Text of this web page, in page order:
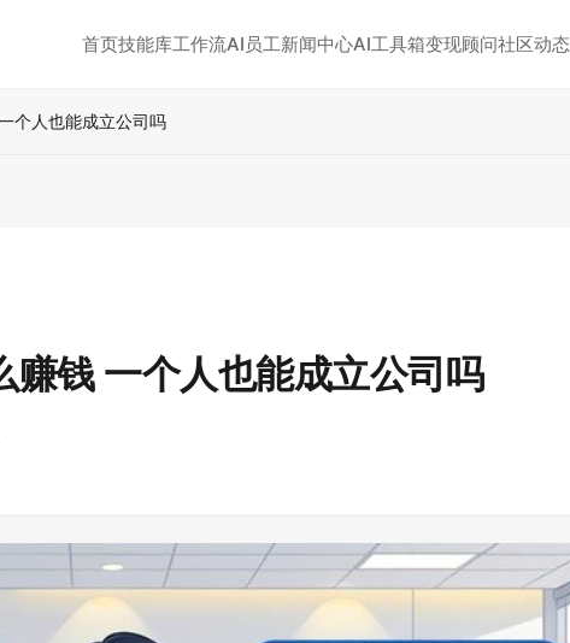
首页技能库工作流AI员工新闻中心AI工具箱变现顾问社区动态
个人也能成立公司吗
赚钱 一个人也能成立公司吗